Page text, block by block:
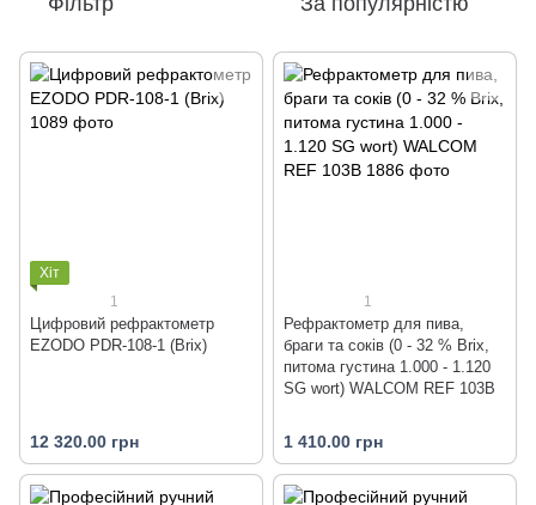
Хіт
1
Цифровий рефрактометр
EZODO PDR-108-1 (Brix)
12 320.00 грн
1
Рефрактометр для пива,
браги та соків (0 - 32 % Brix,
питома густина 1.000 - 1.120
SG wort) WALCOM REF 103B
1 410.00 грн